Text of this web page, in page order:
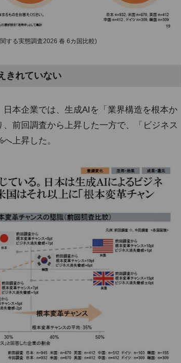
する実態調査2026 春 6カ国比較)
きれていない
本企業では、生成AIを「業界構造を根本か
前回調査から上昇した一方で、「ビジネス
上昇した。